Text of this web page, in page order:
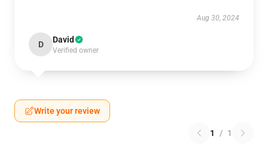
Aug 30, 2024
D David
Verified owner
Write your review
1 / 1